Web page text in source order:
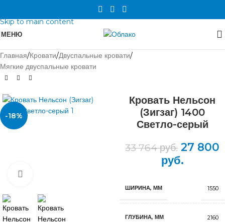
Skip to main content
МЕНЮ
Главная/Кровати/Двуспальные кровати/
Мягкие двуспальные кровати
-18%
Кровать Нельсон
(Зигзаг) 1400
Светло-серый
33 764руб. 27 800
руб.
ШИРИНА, ММ 1550
ГЛУБИНА, ММ 2160